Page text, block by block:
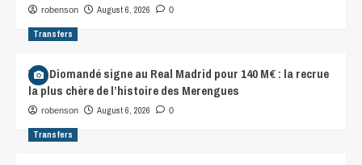
robenson August 6, 2026 0
Transfers
Yan Diomandé signe au Real Madrid pour 140 M€ : la recrue
la plus chère de l’histoire des Merengues
robenson August 6, 2026 0
Transfers